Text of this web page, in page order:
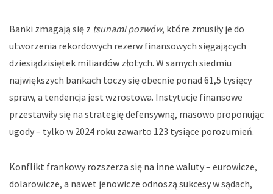
Banki zmagają się z tsunami pozwów, które zmusiły je do
utworzenia rekordowych rezerw finansowych sięgających
dziesiądzisiętek miliardów złotych. W samych siedmiu
największych bankach toczy się obecnie ponad 61,5 tysięcy
spraw, a tendencja jest wzrostowa. Instytucje finansowe
przestawiły się na strategię defensywną, masowo proponując
ugody – tylko w 2024 roku zawarto 123 tysiące porozumień.
Konflikt frankowy rozszerza się na inne waluty – eurowicze,
dolarowicze, a nawet jenowicze odnoszą sukcesy w sądach,